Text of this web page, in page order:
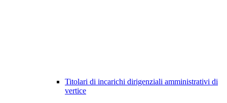
Titolari di incarichi dirigenziali amministrativi di
vertice